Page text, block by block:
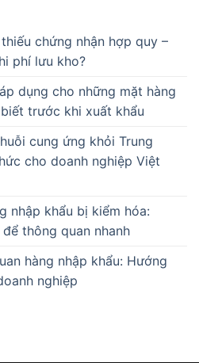
chứng nhận hợp quy –
phí lưu kho?
dụng cho những mặt hàng
trước khi xuất khẩu
cung ứng khỏi Trung
cho doanh nghiệp Việt
nhập khẩu bị kiểm hóa:
thông quan nhanh
hàng nhập khẩu: Hướng
nghiệp